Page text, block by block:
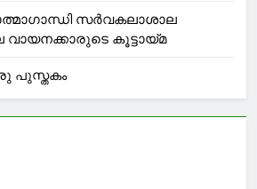
സർവകലാശാല
കൂട്ടായ്മ
പുസ്തകം